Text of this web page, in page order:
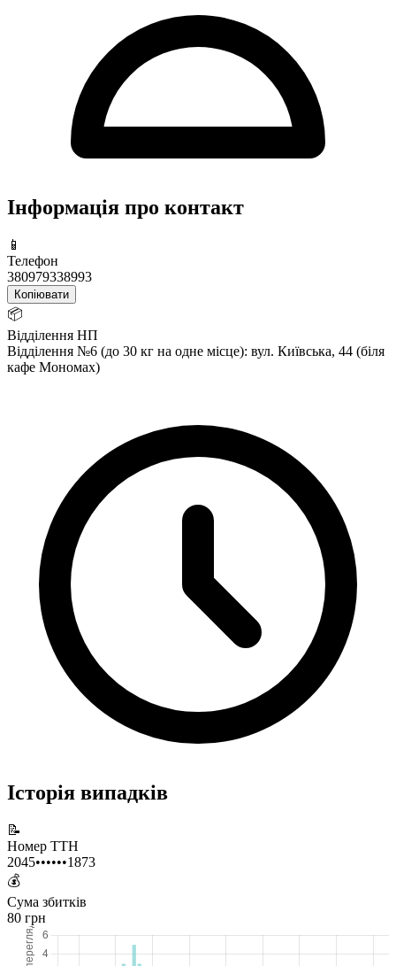
Інформація про контакт
📱
Телефон
380979338993
Копіювати
📦
Відділення НП
Відділення №6 (до 30 кг на одне місце): вул. Київська, 44 (біля
кафе Мономах)
Історія випадків
📝
Номер ТТН
2045••••••1873
💰
Сума збитків
80 грн